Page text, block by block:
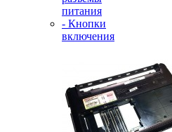
питания
- Кнопки
включения